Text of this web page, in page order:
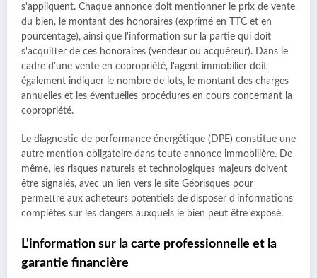
s'appliquent. Chaque annonce doit mentionner le prix de vente
du bien, le montant des honoraires (exprimé en TTC et en
pourcentage), ainsi que l'information sur la partie qui doit
s'acquitter de ces honoraires (vendeur ou acquéreur). Dans le
cadre d'une vente en copropriété, l'agent immobilier doit
également indiquer le nombre de lots, le montant des charges
annuelles et les éventuelles procédures en cours concernant la
copropriété.
Le diagnostic de performance énergétique (DPE) constitue une
autre mention obligatoire dans toute annonce immobilière. De
même, les risques naturels et technologiques majeurs doivent
être signalés, avec un lien vers le site Géorisques pour
permettre aux acheteurs potentiels de disposer d'informations
complètes sur les dangers auxquels le bien peut être exposé.
L'information sur la carte professionnelle et la
garantie financière